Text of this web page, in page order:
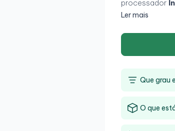
processador
velocidades de
USB 3.0
,
175 mm de
Ler mais
Que grau
O que